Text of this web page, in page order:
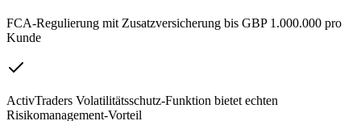
FCA-Regulierung mit Zusatzversicherung bis GBP 1.000.000 pro
Kunde
ActivTraders Volatilitätsschutz-Funktion bietet echten
Risikomanagement-Vorteil